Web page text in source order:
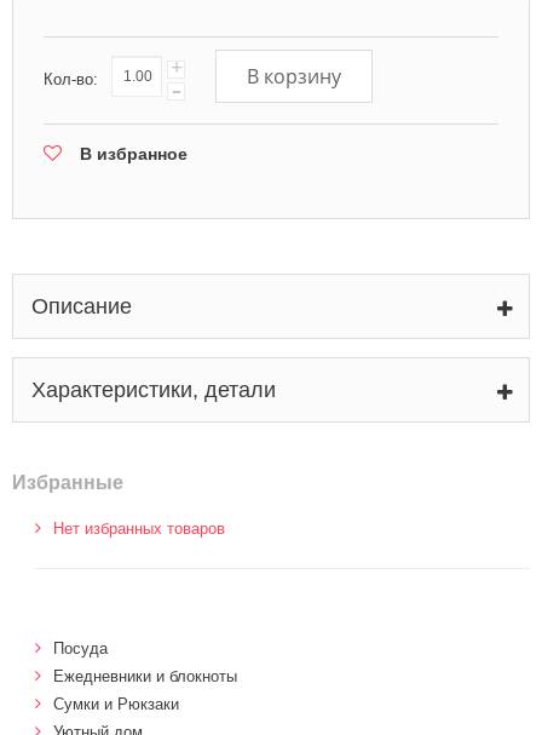
Кол-во: +
- В корзину
В избранное
Описание
Характеристики, детали
Избранные
Нет избранных товаров
Посуда
Ежедневники и блокноты
Сумки и Рюкзаки